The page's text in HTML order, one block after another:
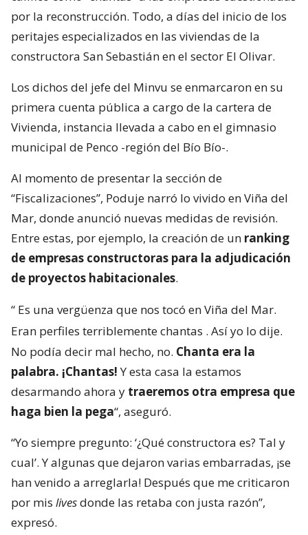
por la reconstrucción. Todo, a días del inicio de los
peritajes especializados en las viviendas de la
constructora San Sebastián en el sector El Olivar.
Los dichos del jefe del Minvu se enmarcaron en su
primera cuenta pública a cargo de la cartera de
Vivienda, instancia llevada a cabo en el gimnasio
municipal de Penco -región del Bío Bío-.
Al momento de presentar la sección de
“Fiscalizaciones”, Poduje narró lo vivido en Viña del
Mar, donde anunció nuevas medidas de revisión.
Entre estas, por ejemplo, la creación de un ranking
de empresas constructoras para la adjudicación
de proyectos habitacionales.
“ Es una vergüenza que nos tocó en Viña del Mar.
Eran perfiles terriblemente chantas . Así yo lo dije.
No podía decir mal hecho, no. Chanta era la
palabra. ¡Chantas!Y esta casa la estamos
desarmando ahora y traeremos otra empresa que
haga bien la pega“, aseguró.
“Yo siempre pregunto: ‘¿Qué constructora es? Tal y
cual’. Y algunas que dejaron varias embarradas, ¡se
han venido a arreglarla! Después que me criticaron
por mis livesdonde las retaba con justa razón”,
expresó.